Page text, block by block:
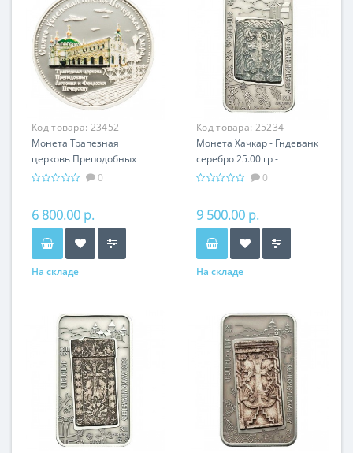
Код товара: 23452
Монета Трапезная
церковь Преподобных
Антония и Феодоссия
гр
0
6 800.00 р.
На складе
Код товара: 25234
Монета Хачкар - Гндеванк
серебро 25.00 гр -
православный подарок
0
9 500.00 р.
На складе